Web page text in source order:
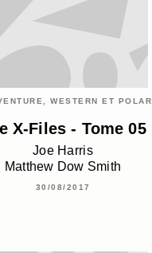
WESTERN ET POLAR
X-Files - Tome 05
Joe Harris
Matthew Dow Smith
30/08/2017